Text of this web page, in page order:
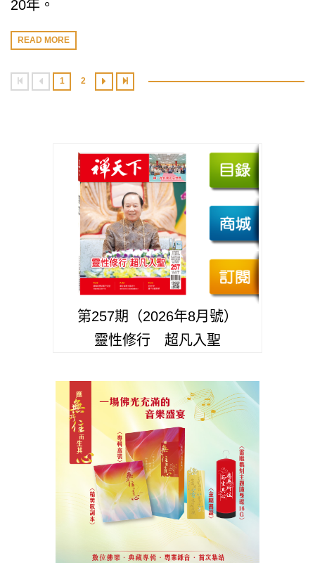
20年。
READ MORE
1 2
第257期（2026年8月號）
靈性修行 超凡入聖